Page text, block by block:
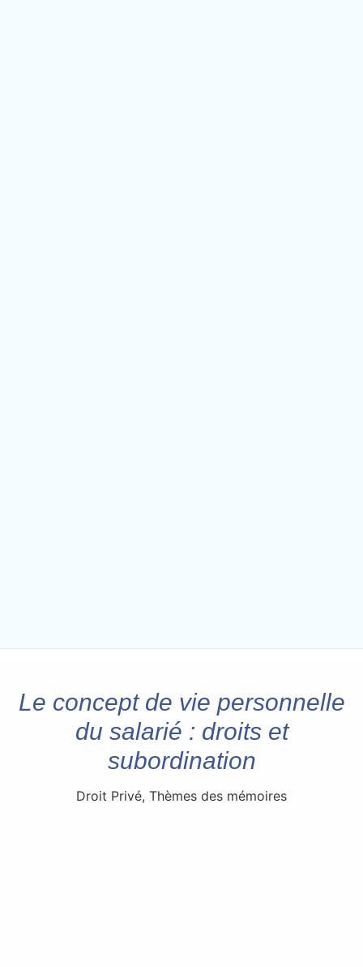
Le concept de vie personnelle
du salarié : droits et
subordination
Droit Privé, Thèmes des mémoires